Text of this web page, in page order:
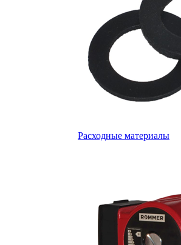
Расходные материалы